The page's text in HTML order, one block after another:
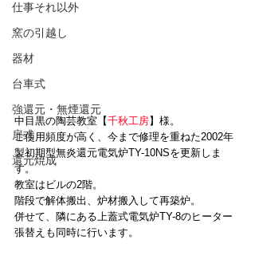
仕事それ以外
窯の引越し
器材
台車式
強還元・無煙還元
扉式
還元焼成
中目黒の陶芸教室【千秋工房】様。
ご使用頻度が高く、今まで修理を重ねた2002年
製初期型無炎還元電気炉TY-10NSを更新しま
す。
教室はビルの2階。
階段で解体搬出、炉材搬入して再築炉。
併せて、隣にある上蓋式電気炉TY-8のヒーター
張替えも同時に行います。